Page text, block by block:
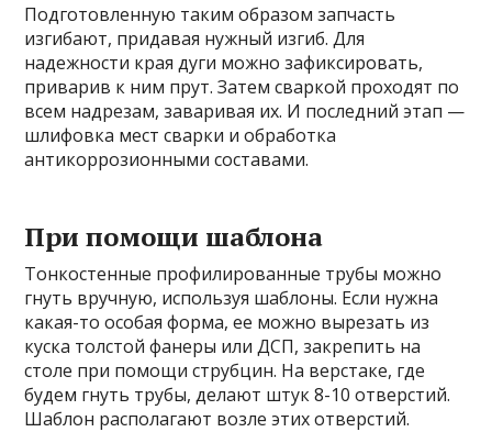
Подготовленную таким образом запчасть
изгибают, придавая нужный изгиб. Для
надежности края дуги можно зафиксировать,
приварив к ним прут. Затем сваркой проходят по
всем надрезам, заваривая их. И последний этап —
шлифовка мест сварки и обработка
антикоррозионными составами.
При помощи шаблона
Тонкостенные профилированные трубы можно
гнуть вручную, используя шаблоны. Если нужна
какая-то особая форма, ее можно вырезать из
куска толстой фанеры или ДСП, закрепить на
столе при помощи струбцин. На верстаке, где
будем гнуть трубы, делают штук 8-10 отверстий.
Шаблон располагают возле этих отверстий.